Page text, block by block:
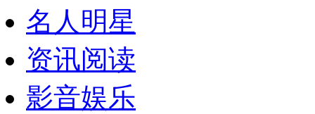
名人明星
资讯阅读
影音娱乐